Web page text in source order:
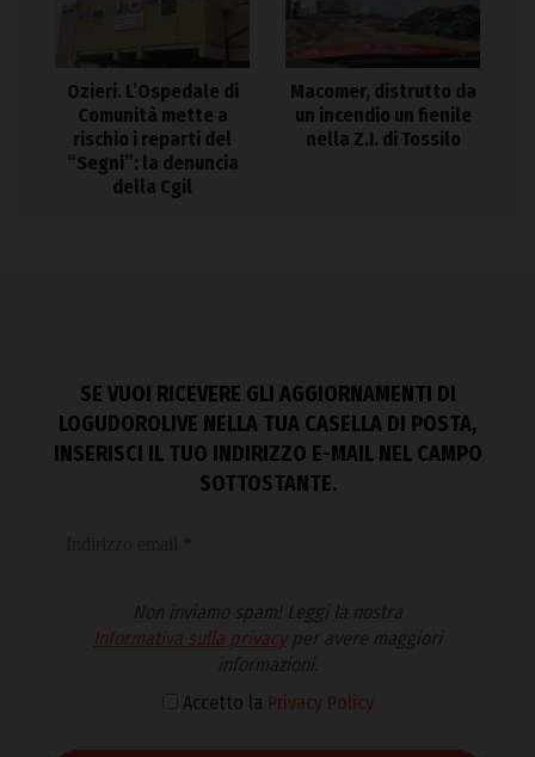
Ozieri. L’Ospedale di
Comunità mette a
rischio i reparti del
“Segni”: la denuncia
della Cgil
Macomer, distrutto da
un incendio un fienile
nella Z.I. di Tossilo
SE VUOI RICEVERE GLI AGGIORNAMENTI DI
LOGUDOROLIVE NELLA TUA CASELLA DI POSTA,
INSERISCI IL TUO INDIRIZZO E-MAIL NEL CAMPO
SOTTOSTANTE.
Non inviamo spam! Leggi la nostra
Informativa sulla privacyper avere maggiori
informazioni.
Accetto la Privacy Policy